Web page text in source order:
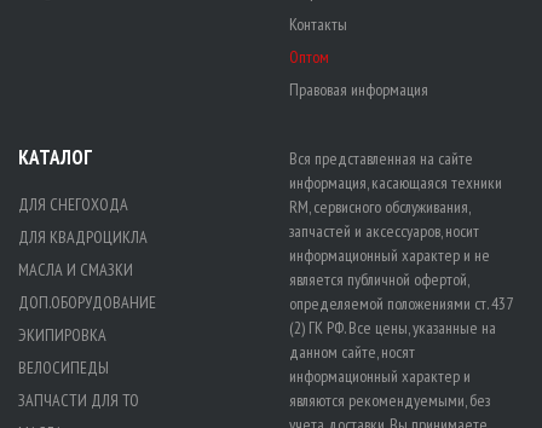
Контакты
Оптом
Правовая информация
КАТАЛОГ
ДЛЯ СНЕГОХОДА
ДЛЯ КВАДРОЦИКЛА
МАСЛА И СМАЗКИ
ДОП.ОБОРУДОВАНИЕ
ЭКИПИРОВКА
ВЕЛОСИПЕДЫ
ЗАПЧАСТИ ДЛЯ ТО
Вся представленная на сайте
информация, касающаяся техники
RM, сервисного обслуживания,
запчастей и аксессуаров, носит
информационный характер и не
является публичной офертой,
определяемой положениями ст. 437
(2) ГК РФ. Все цены, указанные на
данном сайте, носят
информационный характер и
являются рекомендуемыми, без